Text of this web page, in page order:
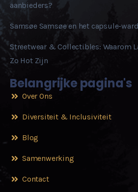
aanbieders?
Samsøe Samsøe en het capsule-
Streetwear & Collectibles: Waarom
Zo Hot Zijn
Belangrijke pagina's
Over Ons
Diversiteit & Inclusiviteit
Blog
Samenwerking
Contact